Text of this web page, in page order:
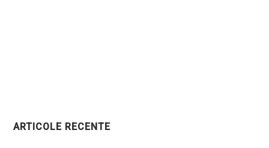
ARTICOLE RECENTE